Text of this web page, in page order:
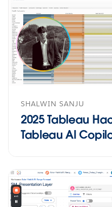
SHALWIN SANJU
2025 Tableau
Tableau AI